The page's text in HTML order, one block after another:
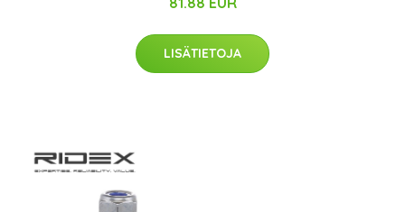
LISÄTIETOJA